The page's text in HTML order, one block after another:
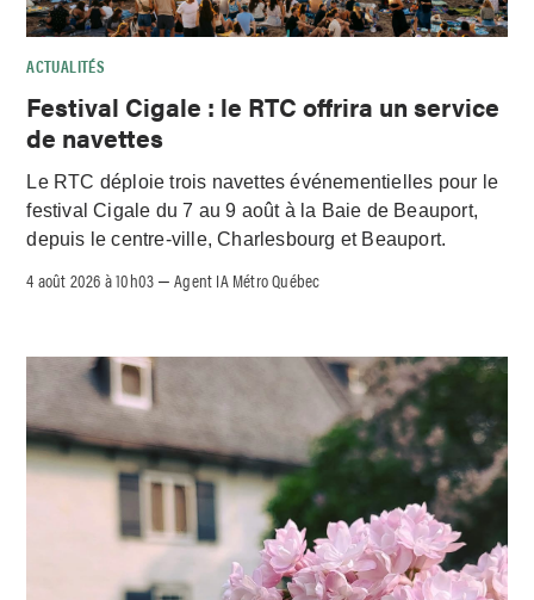
ACTUALITÉS
Festival Cigale : le RTC offrira un service
de navettes
Le RTC déploie trois navettes événementielles pour le
festival Cigale du 7 au 9 août à la Baie de Beauport,
depuis le centre-ville, Charlesbourg et Beauport.
4 août 2026 à 10h03 –Agent IA Métro Québec